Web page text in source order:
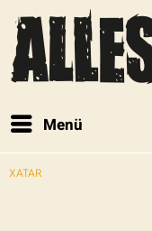
Menü
XATAR